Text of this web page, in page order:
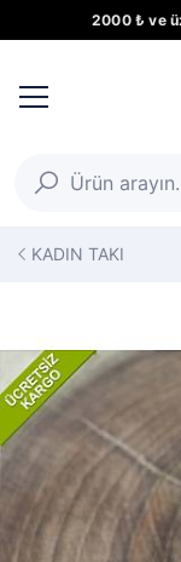
2000 ₺ ve
KADIN TAKI